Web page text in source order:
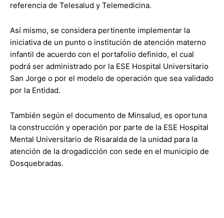
referencia de Telesalud y Telemedicina.
Así mismo, se considera pertinente implementar la
iniciativa de un punto o institución de atención materno
infantil de acuerdo con el portafolio definido, el cual
podrá ser administrado por la ESE Hospital Universitario
San Jorge o por el modelo de operación que sea validado
por la Entidad.
También según el documento de Minsalud, es oportuna
la construcción y operación por parte de la ESE Hospital
Mental Universitario de Risaralda de la unidad para la
atención de la drogadicción con sede en el municipio de
Dosquebradas.